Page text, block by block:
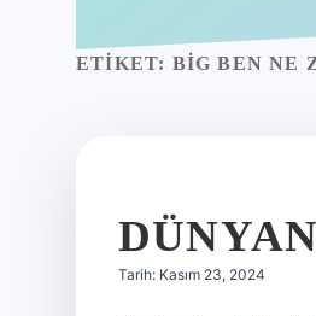
ETIKET: BIG BEN NE
Tarih: Kasım 23, 2024